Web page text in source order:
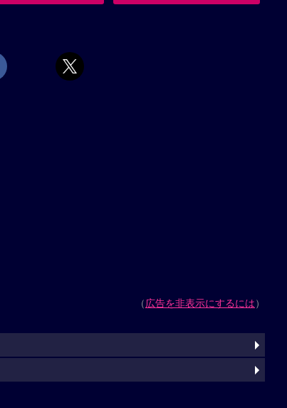
（広告を非表示にするには）